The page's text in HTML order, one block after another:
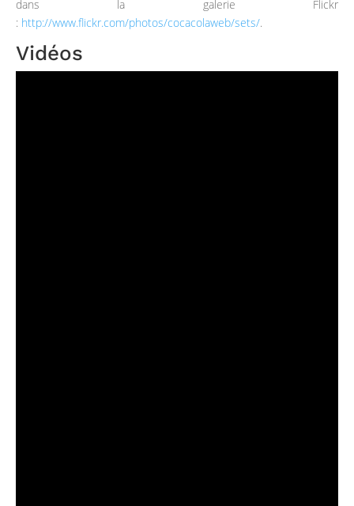
dans la galerie Flickr
: http://www.flickr.com/photos/cocacolaweb/sets/.
Vidéos